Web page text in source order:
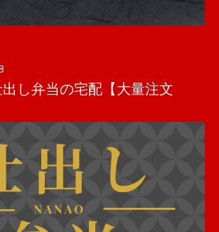
し弁当の宅配【大量注文